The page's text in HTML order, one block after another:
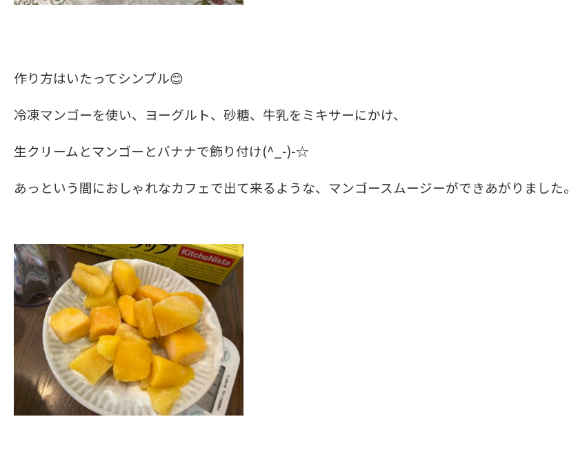
作り方はいたってシンプル😊
冷凍マンゴーを使い、ヨーグルト、砂糖、牛乳をミキサーにかけ、
生クリームとマンゴーとバナナで飾り付け(^_-)-☆
あっという間におしゃれなカフェで出て来るような、マンゴースムージーができあがりました。